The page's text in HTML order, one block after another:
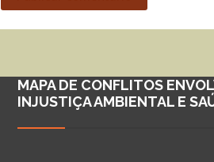
MAPA DE CONFLITOS
INJUSTIÇA AMBIENTAL E